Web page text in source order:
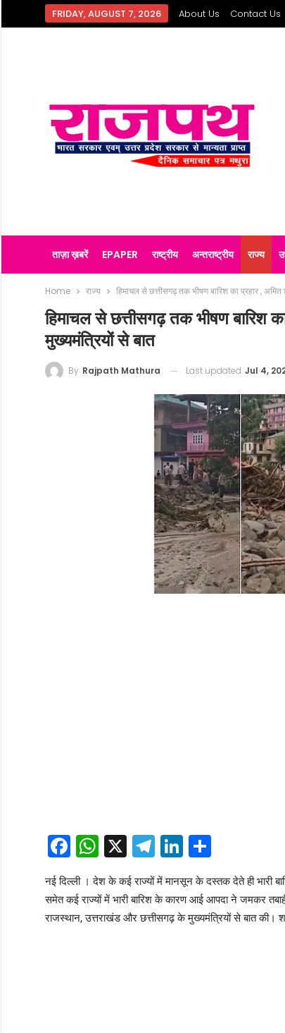
FRIDAY, AUGUST 7, 2026 About Us Contact Us
ताज़ा ख़बरें EPAPER राष्ट्रीय अन्तराष्ट्रीय राज्य
Home राज्य हिमाचल से छत्तीसगढ़ तक भीषण बारिश का प्रहार ,
हिमाचल से छत्तीसगढ़ तक भीषण बारिश
मुख्यमंत्रियों से बात
By Rajpath Mathura Last updated Jul 4,
Facebook
WhatsApp
X Telegram
LinkedIn
Share
नई दिल्ली । देश के कई राज्यों में मानसून के दस्तक देते ही भारी
समेत कई राज्यों में भारी बारिश के कारण आई आपदा ने जमकर
राजस्थान, उत्तराखंड और छत्तीसगढ़ के मुख्यमंत्रियों से बात की।